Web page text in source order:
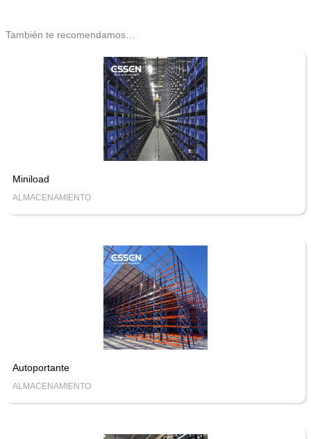
También te recomendamos…
Miniload
ALMACENAMIENTO
Autoportante
ALMACENAMIENTO